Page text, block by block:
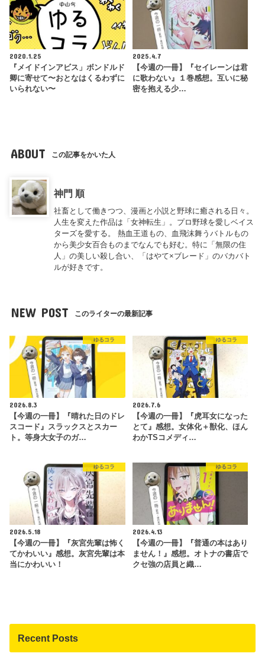
2020.1.25
『メイドインアビス」ボンドルド
卿に寄せて〜おとなはくるわずに
いられない〜
2025.4.7
【今週の一冊】『セイレーンは君
に歌わない』１巻感想。互いに秘
密を抱える少…
ABOUT この記事をかいた人
神門 順
社畜として働きつつ、漫画と小説と野球に癒される日々。
人生を変えた作品は「女神転生」。プロ野球を愛しベイス
ターズを愛する。 熱血王道もの、血飛沫舞うバトルもの
から美少女百合ものまでなんでも好む。特に「無限の住
人」の美しい殺し合い、「はやて×ブレード」のバカバト
ルが好きです。
NEW POST このライターの最新記事
ゆるコラ
2026.8.3
【今週の一冊】『晴れた日のドレ
スコード』スラックスとスカー
ト。等身大女子のガ…
ゆるコラ
2026.7.6
【今週の一冊】『虎耳女になった
とて』感想。女体化＋獣化、ほん
わかTSコメディ…
ゆるコラ
2026.5.18
【今週の一冊】『灰宮先輩は怖く
てかわいい』感想。灰宮先輩は本
当にかわいい！
ゆるコラ
2026.4.13
【今週の一冊】『普通の本はあり
ません！』感想。オトナの書店で
クセ強の店員と織…
Recent Posts